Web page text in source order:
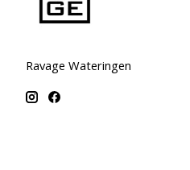
Ravage Wateringen